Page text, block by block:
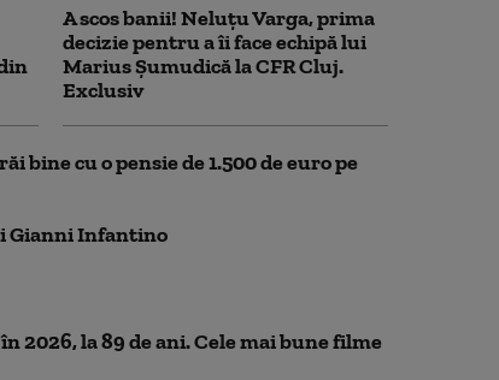
A scos banii! Neluțu Varga, prima
decizie pentru a îi face echipă lui
Marius Șumudică la CFR Cluj.
Exclusiv
bine cu o pensie de 1.500 de euro pe
Gianni Infantino
2026, la 89 de ani. Cele mai bune filme